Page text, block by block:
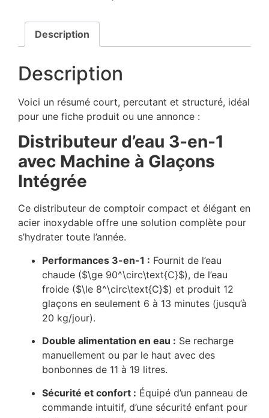
Description
Description
Voici un résumé court, percutant et structuré, idéal
pour une fiche produit ou une annonce :
Distributeur d’eau 3-en-1
avec Machine à Glaçons
Intégrée
Ce distributeur de comptoir compact et élégant en
acier inoxydable offre une solution complète pour
s’hydrater toute l’année.
Performances 3-en-1 : Fournit de l’eau
chaude ($\ge 90^\circ\text{C}$), de l’eau
froide ($\le 8^\circ\text{C}$) et produit 12
glaçons en seulement 6 à 13 minutes (jusqu’à
20 kg/jour).
Double alimentation en eau : Se recharge
manuellement ou par le haut avec des
bonbonnes de 11 à 19 litres.
Sécurité et confort : Équipé d’un panneau de
commande intuitif, d’une sécurité enfant pour